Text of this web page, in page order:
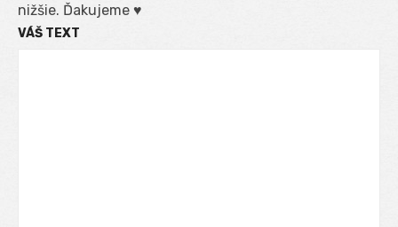
nižšie. Ďakujeme ♥
VÁŠ TEXT